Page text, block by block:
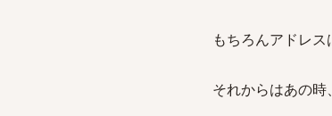
もちろんアドレス
それからはあの時